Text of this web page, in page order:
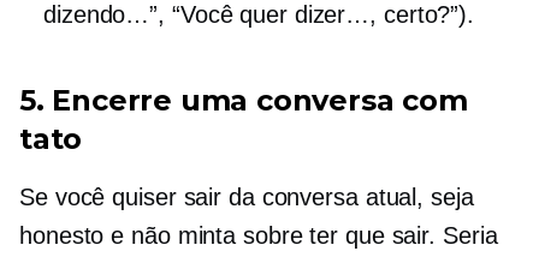
dizendo…”, “Você quer dizer…, certo?”).
5. Encerre uma conversa com
tato
Se você quiser sair da conversa atual, seja
honesto e não minta sobre ter que sair. Seria